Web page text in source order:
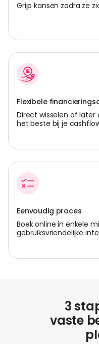
Grijp kansen zodra ze
Flexibele
Direct wisselen of later
het beste bij je
Eenvoudig proces
Boek online in enkele
gebruiksvriendelijke
3
vaste